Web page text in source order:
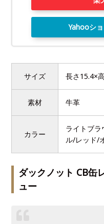
Yahooシ
サイズ 長さ15.4×
素材 牛革
カラー
ライトブ
ル/レッド/
ダックノット CB缶
ュー